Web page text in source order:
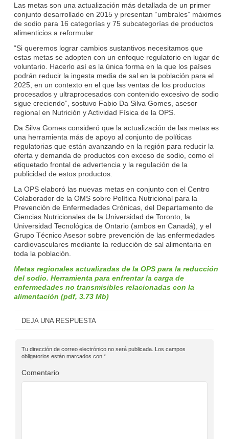
Las metas son una actualización más detallada de un primer
conjunto desarrollado en 2015 y presentan “umbrales” máximos
de sodio para 16 categorías y 75 subcategorías de productos
alimenticios a reformular.
“Si queremos lograr cambios sustantivos necesitamos que
estas metas se adopten con un enfoque regulatorio en lugar de
voluntario. Hacerlo así es la única forma en la que los países
podrán reducir la ingesta media de sal en la población para el
2025, en un contexto en el que las ventas de los productos
procesados y ultraprocesados con contenido excesivo de sodio
sigue creciendo”, sostuvo Fabio Da Silva Gomes, asesor
regional en Nutrición y Actividad Física de la OPS.
Da Silva Gomes consideró que la actualización de las metas es
una herramienta más de apoyo al conjunto de políticas
regulatorias que están avanzando en la región para reducir la
oferta y demanda de productos con exceso de sodio, como el
etiquetado frontal de advertencia y la regulación de la
publicidad de estos productos.
La OPS elaboró las nuevas metas en conjunto con el Centro
Colaborador de la OMS sobre Política Nutricional para la
Prevención de Enfermedades Crónicas, del Departamento de
Ciencias Nutricionales de la Universidad de Toronto, la
Universidad Tecnológica de Ontario (ambos en Canadá), y el
Grupo Técnico Asesor sobre prevención de las enfermedades
cardiovasculares mediante la reducción de sal alimentaria en
toda la población.
Metas regionales actualizadas de la OPS para la reducción
del sodio. Herramienta para enfrentar la carga de
enfermedades no transmisibles relacionadas con la
alimentación (pdf, 3.73 Mb)
DEJA UNA RESPUESTA
Tu dirección de correo electrónico no será publicada. Los campos
obligatorios están marcados con *
Comentario